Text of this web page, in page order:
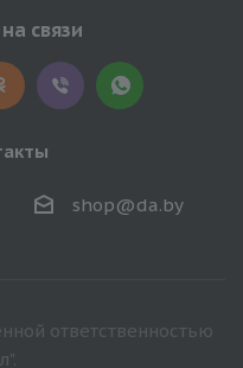
связи
shop@da.by
ответственностью